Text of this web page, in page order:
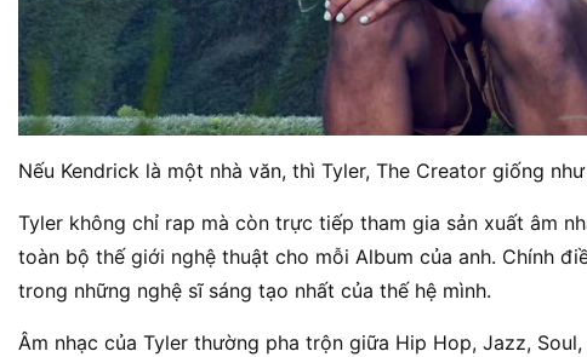
Nếu Kendrick là một nhà văn, thì Tyler, The Creator giống
Tyler không chỉ rap mà còn trực tiếp tham gia sản xuất âm
toàn bộ thế giới nghệ thuật cho mỗi Album của anh. Chính
trong những nghệ sĩ sáng tạo nhất của thế hệ mình.
Âm nhạc của Tyler thường pha trộn giữa Hip Hop, Jazz,